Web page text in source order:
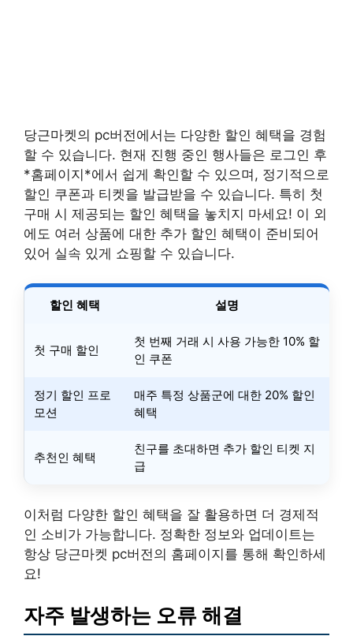
당근마켓의 pc버전에서는 다양한 할인 혜택을 경험
할 수 있습니다. 현재 진행 중인 행사들은 로그인 후
*홈페이지*에서 쉽게 확인할 수 있으며, 정기적으로
할인 쿠폰과 티켓을 발급받을 수 있습니다. 특히 첫
구매 시 제공되는 할인 혜택을 놓치지 마세요! 이 외
에도 여러 상품에 대한 추가 할인 혜택이 준비되어
있어 실속 있게 쇼핑할 수 있습니다.
할인 혜택 설명
첫 구매 할인
첫 번째 거래 시 사용 가능한 10% 할
인 쿠폰
정기 할인 프로
모션
매주 특정 상품군에 대한 20% 할인
혜택
추천인 혜택
친구를 초대하면 추가 할인 티켓 지
급
이처럼 다양한 할인 혜택을 잘 활용하면 더 경제적
인 소비가 가능합니다. 정확한 정보와 업데이트는
항상 당근마켓 pc버전의 홈페이지를 통해 확인하세
요!
자주 발생하는 오류 해결